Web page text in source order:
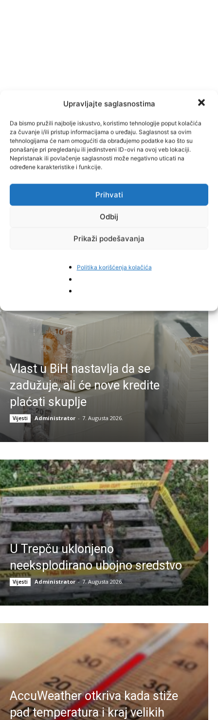
Upravljajte saglasnostima
Da bismo pružili najbolje iskustvo, koristimo tehnologije poput kolačića
za čuvanje i/ili pristup informacijama o uređaju. Saglasnost sa ovim
tehnologijama će nam omogućiti da obrađujemo podatke kao što su
ponašanje pri pregledanju ili jedinstveni ID-ovi na ovoj veb lokaciji.
Nepristanak ili povlačenje saglasnosti može negativno uticati na
određene karakteristike i funkcije.
Prihvati
Odbij
Prikaži podešavanja
Politika korišćenja kolačića
Pinterest
Najnovije vijesti
Vlast u BiH nastavlja da se
zadužuje, ali će nove kredite
plaćati skuplje
Vijesti Administrator - 7. Augusta 2026.
U Trepču uklonjeno
neeksplodirano ubojno sredstvo
Vijesti Administrator - 7. Augusta 2026.
AccuWeather otkriva kada stiže
pad temperatura i kraj velikih